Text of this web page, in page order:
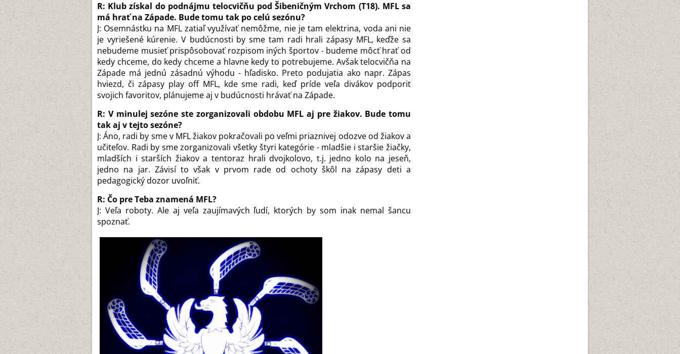
R: Klub získal do podnájmu telocvičňu pod Šibeničným Vrchom (T18). MFL sa
má hrať na Západe. Bude tomu tak po celú sezónu?
J: Osemnástku na MFL zatiaľ využívať nemôžme, nie je tam elektrina, voda ani nie
je vyriešené kúrenie. V budúcnosti by sme tam radi hrali zápasy MFL, keďže sa
nebudeme musieť prispôsobovať rozpisom iných športov - budeme môcť hrať od
kedy chceme, do kedy chceme a hlavne kedy to potrebujeme. Avšak telocvičňa na
Západe má jednú zásadnú výhodu - hľadisko. Preto podujatia ako napr. Zápas
hviezd, či zápasy play off MFL, kde sme radi, keď príde veľa divákov podporiť
svojich favoritov, plánujeme aj v budúcnosti hrávať na Západe.
R: V minulej sezóne ste zorganizovali obdobu MFL aj pre žiakov. Bude tomu
tak aj v tejto sezóne?
J: Áno, radi by sme v MFL žiakov pokračovali po veľmi priaznivej odozve od žiakov a
učiteľov. Radi by sme zorganizovali všetky štyri kategórie - mladšie i staršie žiačky,
mladších i starších žiakov a tentoraz hrali dvojkolovo, t.j. jedno kolo na jeseň,
jedno na jar. Závisí to však v prvom rade od ochoty škôl na zápasy deti a
pedagogický dozor uvoľniť.
R: Čo pre Teba znamená MFL?
J: Veľa roboty. Ale aj veľa zaujímavých ľudí, ktorých by som inak nemal šancu
spoznať.